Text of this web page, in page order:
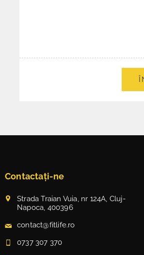
Contactați-ne
Strada Traian Vuia, nr 124A, Cluj-
Napoca, 400396
contact@fitlife.ro
0737 307 370